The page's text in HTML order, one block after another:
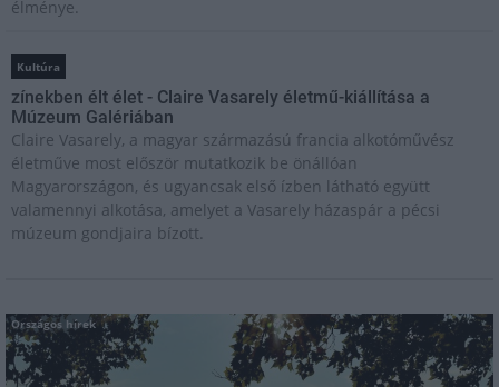
élménye.
Kultúra
zínekben élt élet - Claire Vasarely életmű-kiállítása a
Múzeum Galériában
Claire Vasarely, a magyar származású francia alkotóművész
életműve most először mutatkozik be önállóan
Magyarországon, és ugyancsak első ízben látható együtt
valamennyi alkotása, amelyet a Vasarely házaspár a pécsi
múzeum gondjaira bízott.
Országos hírek